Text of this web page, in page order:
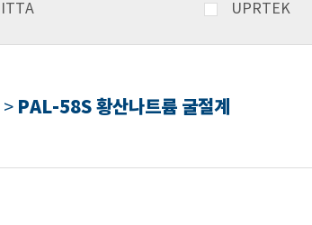
UPRTEK
> PAL-58S 황산나트륨 굴절계